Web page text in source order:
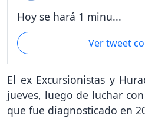
Hoy se hará 1 minu...
Ver tweet
El ex Excursionistas y
jueves, luego de luchar
que fue diagnosticado en